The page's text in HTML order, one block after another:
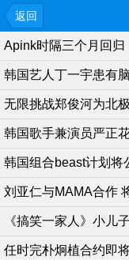
返回
Apink时隔三个月回归
韩国艺人丁一宇患有
无限挑战郑俊河为北
韩国歌手兼演员严正
韩国组合beast计划将
刘亚仁与MAMA合作
《搞笑一家人》小儿
任时完朴炯植合约即